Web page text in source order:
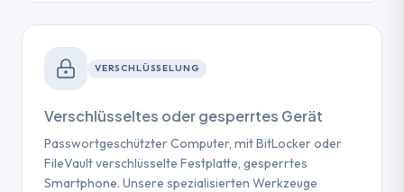
VERSCHLÜSSELUNG
Verschlüsseltes oder gesperrtes Gerät
Passwortgeschützter Computer, mit BitLocker oder
FileVault verschlüsselte Festplatte, gesperrtes
Smartphone. Unsere spezialisierten Werkzeuge